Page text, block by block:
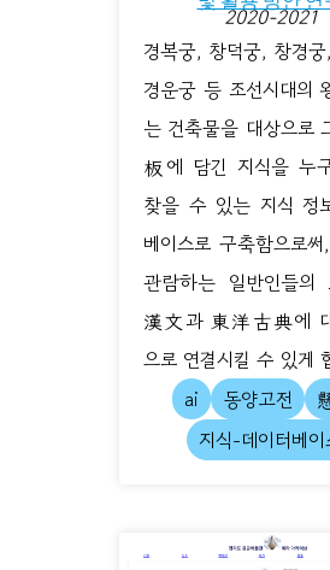
2020-2021
경복궁, 창덕궁, 창경
경운궁 등 조선시대의
는 건축물을 대상으로
板에 담긴 지식을 누
찾을 수 있는 지식 정
베이스로 구축함으로
관람하는 일반인들의
漢文과 東洋古典에
으로 연결시킬 수 있게
ai
동양고전
지식-데이터베이